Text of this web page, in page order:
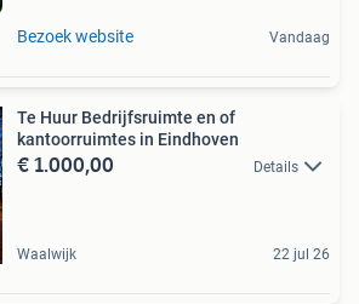
Bezoek website Vandaag
Te Huur Bedrijfsruimte en of
kantoorruimtes in Eindhoven
€ 1.000,00 Details
Waalwijk 22 jul 26